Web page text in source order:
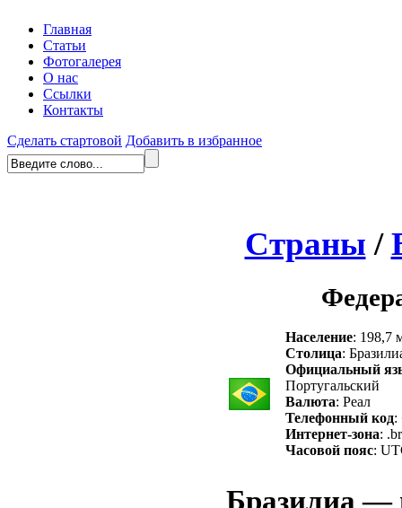
Главная
Статьи
Фотогалерея
О нас
Ссылки
Контакты
Сделать стартовой Добавить в избранное
Страны /
Население: 198,7
Столица:
Официальный
Португальский
Валюта: Реал
Телефонный код:
Интернет-зона: .br
Часовой пояс:
Бразилиа —